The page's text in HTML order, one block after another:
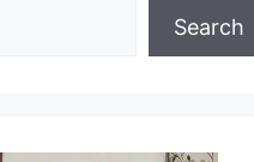
Search